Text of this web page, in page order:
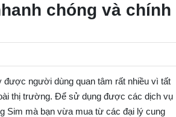
chóng và chính
được người dùng quan tâm rất nhiều vì tất
thị trường. Để sử dụng được các dịch vụ
Sim mà bạn vừa mua từ các đại lý cung